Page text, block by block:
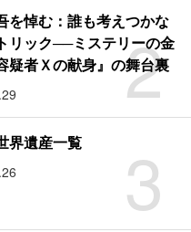
2
を悼む：誰も考えつかな
リック──ミステリーの金
疑者Ｘの献身』の舞台裏
3
界遺産一覧